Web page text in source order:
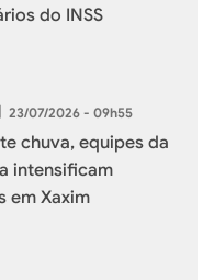
do INSS
| 23/07/2026 - 09h55
chuva, equipes da
intensificam
em Xaxim